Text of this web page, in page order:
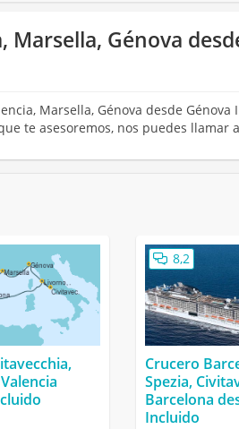
Génova
Marsella, Génova desde
te asesoremos, nos puedes llamar
8,2
Crucero
Spezia,
Barcelona
Incluido